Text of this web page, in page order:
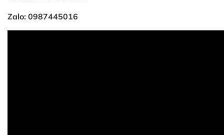
Zalo: 0987445016